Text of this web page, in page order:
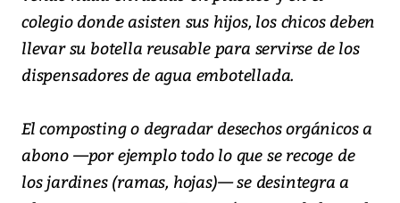
colegio donde asisten sus hijos, los chicos deben
llevar su botella reusable para servirse de los
dispensadores de agua embotellada.
El composting o degradar desechos orgánicos a
abono —por ejemplo todo lo que se recoge de
los jardines (ramas, hojas)— se desintegra a